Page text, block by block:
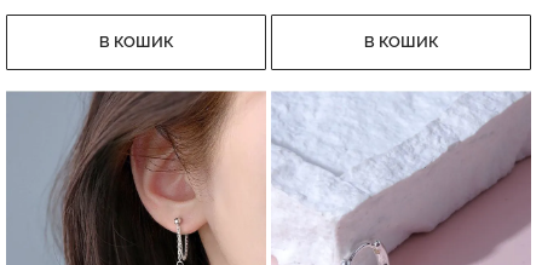
В КОШИК В КОШИК